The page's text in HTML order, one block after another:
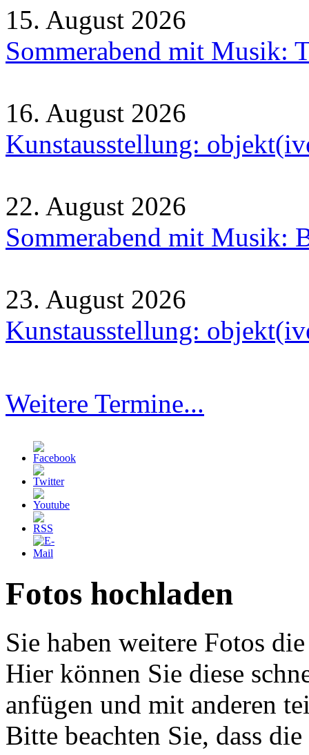
15. August 2026
Sommerabend mit Musik:
16. August 2026
Kunstausstellung:
22. August 2026
Sommerabend mit Musik:
23. August 2026
Kunstausstellung:
Weitere Termine...
Fotos hochladen
Sie haben weitere Fotos
Hier können Sie diese
anfügen und mit anderen
Bitte beachten Sie, dass